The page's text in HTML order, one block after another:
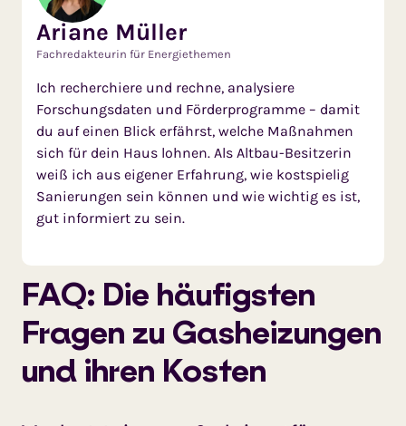
Ariane Müller
Fachredakteurin für Energiethemen
Ich recherchiere und rechne, analysiere
Forschungsdaten und Förderprogramme – damit
du auf einen Blick erfährst, welche Maßnahmen
sich für dein Haus lohnen. Als Altbau-Besitzerin
weiß ich aus eigener Erfahrung, wie kostspielig
Sanierungen sein können und wie wichtig es ist,
gut informiert zu sein.
FAQ: Die häu­figs­ten
Fra­gen zu Gas­hei­zun­gen
und ihren Kosten